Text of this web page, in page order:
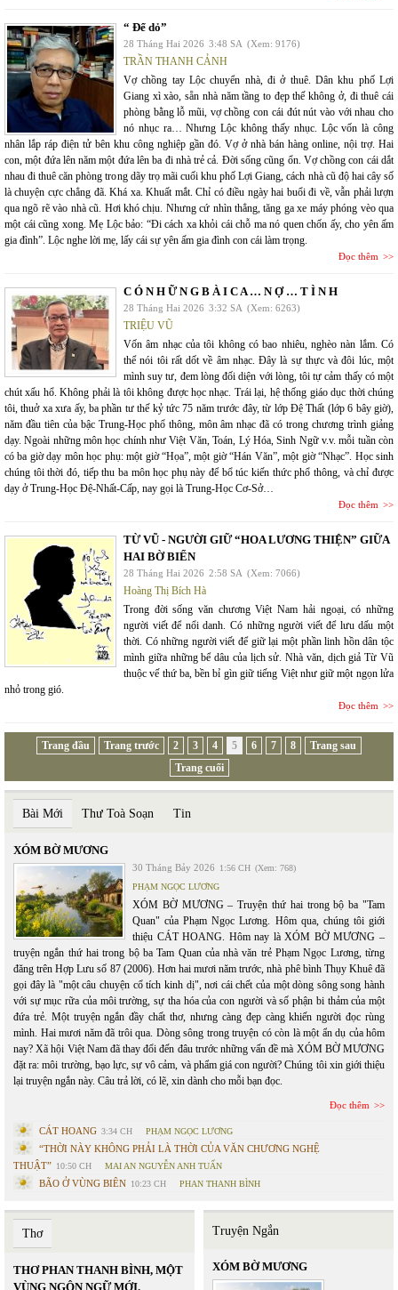
“ Để dỏ”
28 Tháng Hai 2026 3:48 SA (Xem: 9176)
TRẦN THANH CẢNH
Vợ chồng tay Lộc chuyển nhà, đi ở thuê. Dân khu phố Lợi
Giang xì xào, sẵn nhà năm tầng to đẹp thế không ở, đi thuê cái
phòng bằng lỗ mũi, vợ chồng con cái đút nút vào với nhau cho
nó nhục ra… Nhưng Lộc không thấy nhục. Lộc vốn là công
nhân lắp ráp điện tử bên khu công nghiệp gần đó. Vợ ở nhà bán hàng online, nội trợ. Hai
con, một đứa lên năm một đứa lên ba đi nhà trẻ cả. Đời sống cũng ổn. Vợ chồng con cái dắt
nhau đi thuê căn phòng trong dãy trọ mãi cuối khu phố Lợi Giang, cách nhà cũ độ hai cây số
là chuyện cực chẳng đã. Khá xa. Khuất mắt. Chỉ có điều ngày hai buổi đi về, vẫn phải lượn
qua ngõ rẽ vào nhà cũ. Hơi khó chịu. Nhưng cứ nhìn thẳng, tăng ga xe máy phóng vèo qua
một cái cũng xong. Mẹ Lộc bảo: “Đi cách xa khỏi cái chỗ ma nó quen chốn ấy, cho yên ấm
gia đình”. Lộc nghe lời mẹ, lấy cái sự yên ấm gia đình con cái làm trọng.
Đọc thêm
C Ó N H Ữ N G B À I C A … N Ợ … T Ì N H
28 Tháng Hai 2026 3:32 SA (Xem: 6263)
TRIỆU VŨ
Vốn âm nhạc của tôi không có bao nhiêu, nghèo nàn lắm. Có
thể nói tôi rất dốt về âm nhạc. Đây là sự thực và đôi lúc, một
mình suy tư, đem lòng đối diện với lòng, tôi tự cảm thấy có một
chút xấu hổ. Không phải là tôi không được học nhạc. Trái lại, hệ thống giáo dục thời chúng
tôi, thuở xa xưa ấy, ba phần tư thế kỷ tức 75 năm trước đây, từ lớp Đệ Thất (lớp 6 bây giờ),
năm đầu tiên của bậc Trung-Học phổ thông, môn âm nhạc đã có trong chương trình giảng
dạy. Ngoài những môn học chính như Việt Văn, Toán, Lý Hóa, Sinh Ngữ v.v. mỗi tuần còn
có ba giờ dạy môn học phụ: một giờ “Họa”, một giờ “Hán Văn”, một giờ “Nhạc”. Học sinh
chúng tôi thời đó, tiếp thu ba môn học phụ này để bổ túc kiến thức phổ thông, và chỉ được
dạy ở Trung-Học Đệ-Nhất-Cấp, nay gọi là Trung-Học Cơ-Sở…
Đọc thêm
TỪ VŨ - NGƯỜI GIỮ “HOA LƯƠNG THIỆN” GIỮA
HAI BỜ BIỂN
28 Tháng Hai 2026 2:58 SA (Xem: 7066)
Hoàng Thị Bích Hà
Trong đời sống văn chương Việt Nam hải ngoại, có những
người viết để nổi danh. Có những người viết để lưu dấu một
thời. Có những người viết để giữ lại một phần linh hồn dân tộc
mình giữa những bể dâu của lịch sử. Nhà văn, dịch giả Từ Vũ
thuộc vế thứ ba, bền bỉ gìn giữ tiếng Việt như giữ một ngọn lửa
nhỏ trong gió.
Đọc thêm
Trang đầu Trang trước 2 3 4 5 6 7 8
Trang sau
Trang cuối
Bài Mới Thư Toà Soạn Tin
XÓM BỜ MƯƠNG
30 Tháng Bảy 2026 1:56 CH (Xem: 768)
PHẠM NGỌC LƯƠNG
XÓM BỜ MƯƠNG – Truyện thứ hai trong bộ ba "Tam
Quan" của Phạm Ngọc Lương. Hôm qua, chúng tôi giới
thiệu CÁT HOANG. Hôm nay là XÓM BỜ MƯƠNG –
truyện ngắn thứ hai trong bộ ba Tam Quan của nhà văn trẻ Phạm Ngọc Lương, từng
đăng trên Hợp Lưu số 87 (2006). Hơn hai mươi năm trước, nhà phê bình Thụy Khuê đã
gọi đây là "một câu chuyện cổ tích kinh dị", nơi cái chết của một dòng sông song hành
với sự mục rữa của môi trường, sự tha hóa của con người và số phận bi thảm của một
đứa trẻ. Một truyện ngắn đầy chất thơ, nhưng càng đẹp càng khiến người đọc rùng
mình. Hai mươi năm đã trôi qua. Dòng sông trong truyện có còn là một ẩn dụ của hôm
nay? Xã hội Việt Nam đã thay đổi đến đâu trước những vấn đề mà XÓM BỜ MƯƠNG
đặt ra: môi trường, bạo lực, sự vô cảm, và phẩm giá con người? Chúng tôi xin giới thiệu
lại truyện ngắn này. Câu trả lời, có lẽ, xin dành cho mỗi bạn đọc.
Đọc thêm
CÁT HOANG 3:34 CH PHẠM NGỌC LƯƠNG
“THỜI NÀY KHÔNG PHẢI LÀ THỜI CỦA VĂN CHƯƠNG NGHỆ
THUẬT” 10:50 CH MAI AN NGUYỄN ANH TUẤN
BÃO Ở VÙNG BIÊN 10:23 CH PHAN THANH BÌNH
Thơ
THƠ PHAN THANH BÌNH, MỘT
VÙNG NGÔN NGỮ MỚI.
Truyện Ngắn
XÓM BỜ MƯƠNG